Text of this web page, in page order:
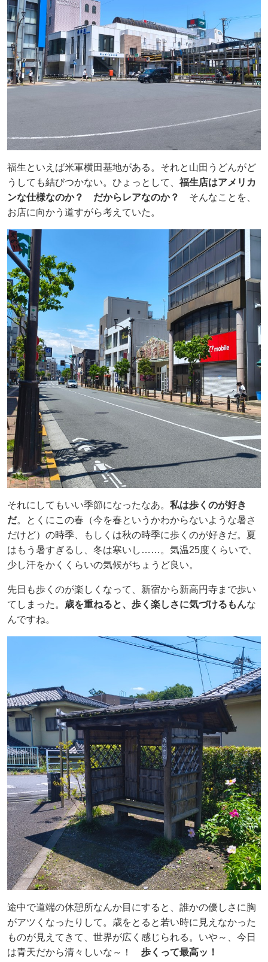
福生といえば米軍横田基地がある。それと山田うどんがど
うしても結びつかない。ひょっとして、 福生店はアメリカ
ンな仕様なのか？ だからレアなのか？
そんなことを、
お店に向かう道すがら考えていた。
それにしてもいい季節になったなあ。 私は歩くのが好き
だ。とくにこの春（今を春というかわからないような暑さ
だけど）の時季、もしくは秋の時季に歩くのが好きだ。夏
はもう暑すぎるし、冬は寒いし……。気温25度くらいで、
少し汗をかくくらいの気候がちょうど良い。
先日も歩くのが楽しくなって、新宿から新高円寺まで歩い
てしまった。 歳を重ねると、歩く楽しさに気づけるもんな
んですね。
途中で道端の休憩所なんか目にすると、誰かの優しさに胸
がアツくなったりして。歳をとると若い時に見えなかった
ものが見えてきて、世界が広く感じられる。いや～、今日
は青天だから清々しいな～！ 歩くって最高ッ！